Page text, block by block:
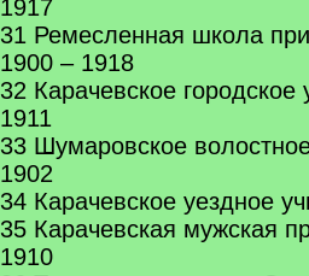
1917
31 Ремесленная школа
1900 – 1918
32 Карачевское
1911
33 Шумаровское
1902
34 Карачевское уездное
35 Карачевская мужская
1910